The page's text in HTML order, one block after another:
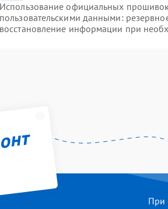
Использование официальных
пользовательскими данными:
восстановление информации при
При